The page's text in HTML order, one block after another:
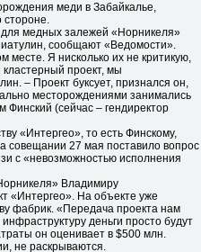
меди в Забайкалье,
стороне.
медных залежей «Норникеля»
сообщают «Ведомости».
Я нисколько их не критикую,
проект, мы
– Проект буксует, признался он,
месторождениями занимались
(сейчас – гендиректор
«Интергео», то есть Финскому,
совещании 27 мая поставило вопрос
с «невозможностью исполнения
Владимиру
«Интергео». На объекте уже
фабрик. «Передача проекта нам
деньги просто будут
он оценивает в $500 млн.
не раскрываются.